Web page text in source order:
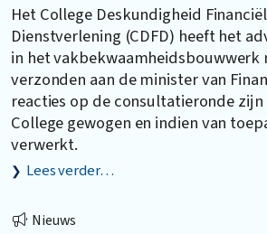
Het College Deskundigheid
Dienstverlening (CDFD) heeft het
in het vakbekwaamheidsbouwwerk
verzonden aan de minister van
reacties op de consultatieronde
College gewogen en indien van
verwerkt.
Lees verder…
Nieuws